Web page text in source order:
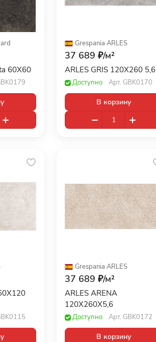
60X60
Grespania·ARLES
37 689 ₽/м²
ARLES GRIS 120X260 5,6
Доступно Арт. GBK0170
В корзину
Grespania·ARLES
37 689 ₽/м²
ARLES ARENA
120X260X5,6
Доступно Арт. GBK0172
В корзину